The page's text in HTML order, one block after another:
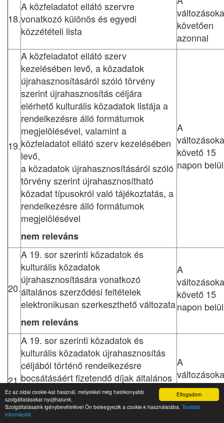
Elfogadom
Ez az oldal cookie-kat használ, melyekkel még hatékonyabb
szolgáltatásokat nyújthatunk.
Szolgáltatásaink igénybevételével Ön beleegyezik a cookie-k használatába. További
információk
18.
A közfeladatot ellátó szervre
vonatkozó különös és egyedi
közzétételi lista
követően
azonnal
19.
A közfeladatot ellátó szerv
kezelésében levő, a közadatok
újrahasznosításáról szóló törvény
szerint újrahasznosítás céljára
elérhető kulturális közadatok listája a
rendelkezésre álló formátumok
megjelölésével, valamint a
közfeladatot ellátó szerv kezelésében
levő,
a közadatok újrahasznosításáról szóló
törvény szerint újrahasznosítható
közadat típusokról való tájékoztatás, a
rendelkezésre álló formátumok
megjelölésével
nem releváns
A
követő 15
napon belül
20.
A 19. sor szerinti közadatok és
kulturális közadatok
újrahasznosítására vonatkozó
általános szerződési feltételek
elektronikusan szerkeszthető változata
nem releváns
A
követő 15
napon belül
21.
A 19. sor szerinti közadatok és
kulturális közadatok újrahasznosítás
céljából történő rendelkezésre
bocsátásáért fizetendő díjak általános
jegyzéke, a díjszámítás alapját képező
tényezőkkel együttesen
A
követő 15
napon belül